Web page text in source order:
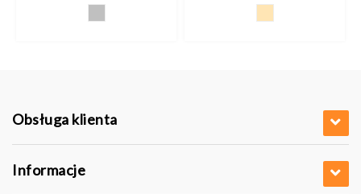
Obsługa klienta
Informacje